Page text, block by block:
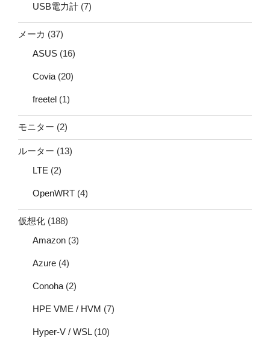
USB電力計 (7)
メーカ (37)
ASUS (16)
Covia (20)
freetel (1)
モニター (2)
ルーター (13)
LTE (2)
OpenWRT (4)
仮想化 (188)
Amazon (3)
Azure (4)
Conoha (2)
HPE VME / HVM (7)
Hyper-V / WSL(10)